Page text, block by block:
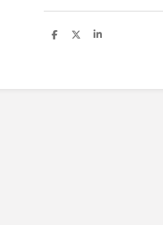
D
D
S